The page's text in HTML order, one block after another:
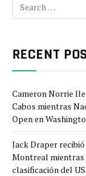
RECENT
Cameron Norrie
Cabos mientras
Open en
Jack Draper
Montreal mientras
clasificación del